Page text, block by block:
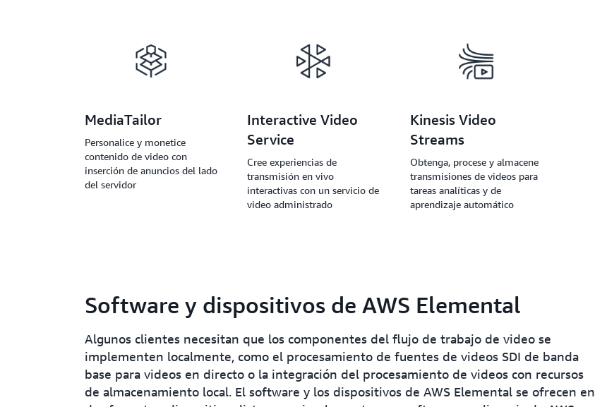
MediaTailor
Personalice y monetice
contenido de video con
inserción de anuncios del lado
del servidor
Interactive Video
Service
Cree experiencias de
transmisión en vivo
interactivas con un servicio de
video administrado
Kinesis Video
Streams
Obtenga, procese y almacene
transmisiones de videos para
tareas analíticas y de
aprendizaje automático
Software y dispositivos de AWS Elemental
Algunos clientes necesitan que los componentes del flujo de trabajo de video se
implementen localmente, como el procesamiento de fuentes de videos SDI de banda
base para videos en directo o la integración del procesamiento de videos con recursos
de almacenamiento local. El software y los dispositivos de AWS Elemental se ofrecen en